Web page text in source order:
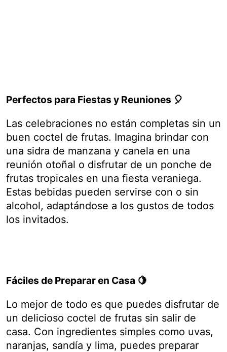
Perfectos para Fiestas y Reuniones 🎈
Las celebraciones no están completas sin un
buen coctel de frutas. Imagina brindar con
una sidra de manzana y canela en una
reunión otoñal o disfrutar de un ponche de
frutas tropicales en una fiesta veraniega.
Estas bebidas pueden servirse con o sin
alcohol, adaptándose a los gustos de todos
los invitados.
Fáciles de Preparar en Casa 🍋
Lo mejor de todo es que puedes disfrutar de
un delicioso coctel de frutas sin salir de
casa. Con ingredientes simples como uvas,
naranjas, sandía y lima, puedes preparar